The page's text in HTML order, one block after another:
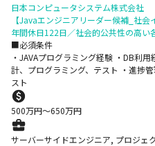
日本コンピュータシステム株式会社
【Javaエンジニアリーダー候補_社会
年間休日122日／社会的公共性の高い
■必須条件
・JAVAプログラミング経験 ・DB利
計、プログラミング、テスト ・進捗
スト
500万円〜650万円
サーバーサイドエンジニア, プロジェ